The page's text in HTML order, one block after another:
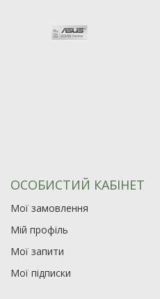
ОСОБИСТИЙ КАБІНЕТ
Мої замовлення
Мій профіль
Мої запити
Мої підписки